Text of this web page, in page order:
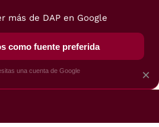
DE AIRE GUÍAS DE
×
más de DAP en Google
como fuente preferida
una cuenta de Google